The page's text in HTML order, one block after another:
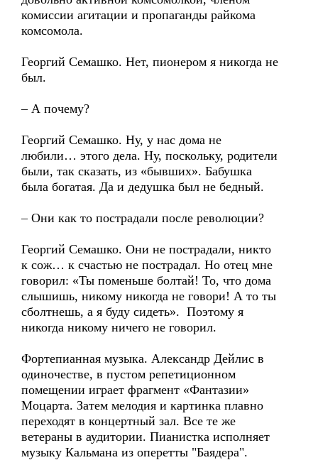
комиссии агитации и пропаганды райкома
комсомола.
Георгий Семашко. Нет, пионером я никогда не
был.
– А почему?
Георгий Семашко. Ну, у нас дома не
любили… этого дела. Ну, поскольку, родители
были, так сказать, из «бывших». Бабушка
была богатая. Да и дедушка был не бедный.
– Они как то пострадали после революции?
Георгий Семашко. Они не пострадали, никто
к сож… к счастью не пострадал. Но отец мне
говорил: «Ты поменьше болтай! То, что дома
слышишь, никому никогда не говори! А то ты
сболтнешь, а я буду сидеть». Поэтому я
никогда никому ничего не говорил.
Фортепианная музыка. Александр Дейлис в
одиночестве, в пустом репетиционном
помещении играет фрагмент «Фантазии»
Моцарта. Затем мелодия и картинка плавно
переходят в концертный зал. Все те же
ветераны в аудитории. Пианистка исполняет
музыку Кальмана из оперетты "Баядера".